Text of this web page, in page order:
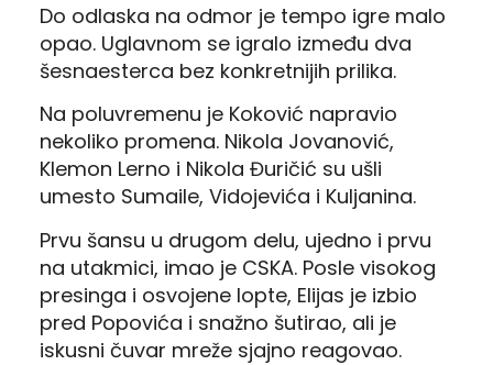
Do odlaska na odmor je tempo igre malo
opao. Uglavnom se igralo između dva
šesnaesterca bez konkretnijih prilika.
Na poluvremenu je Koković napravio
nekoliko promena. Nikola Jovanović,
Klemon Lerno i Nikola Đuričić su ušli
umesto Sumaile, Vidojevića i Kuljanina.
Prvu šansu u drugom delu, ujedno i prvu
na utakmici, imao je CSKA. Posle visokog
presinga i osvojene lopte, Elijas je izbio
pred Popovića i snažno šutirao, ali je
iskusni čuvar mreže sjajno reagovao.